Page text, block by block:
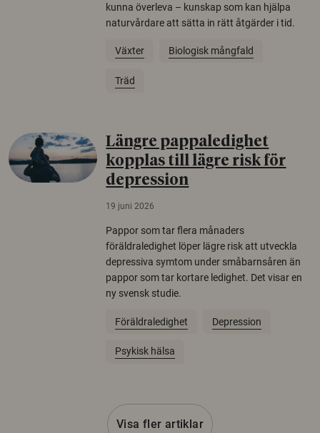
kunna överleva – kunskap som kan hjälpa
naturvårdare att sätta in rätt åtgärder i tid.
Växter Biologisk mångfald
Träd
Längre pappaledighet
kopplas till lägre risk för
depression
19 juni 2026
Pappor som tar flera månaders
föräldraledighet löper lägre risk att utveckla
depressiva symtom under småbarnsåren än
pappor som tar kortare ledighet. Det visar en
ny svensk studie.
Föräldraledighet Depression
Psykisk hälsa
Visa fler artiklar